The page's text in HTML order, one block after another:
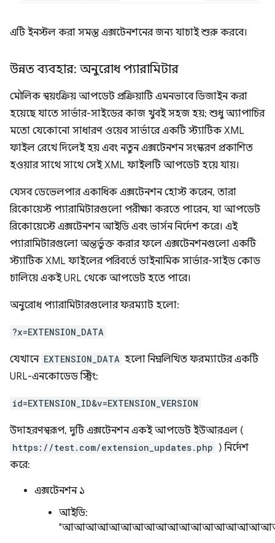
এটি ইনস্টল করা সমস্ত এক্সটেনশনের জন্য যাচাই শুরু করবে।
উন্নত ব্যবহার: অনুরোধ প্যারামিটার
মৌলিক স্বয়ংক্রিয় আপডেট প্রক্রিয়াটি এমনভাবে ডিজাইন করা
হয়েছে যাতে সার্ভার-সাইডের কাজ খুবই সহজ হয়; শুধু অ্যাপাচির
মতো যেকোনো সাধারণ ওয়েব সার্ভারে একটি স্ট্যাটিক XML
ফাইল রেখে দিলেই হয় এবং নতুন এক্সটেনশন সংস্করণ প্রকাশিত
হওয়ার সাথে সাথে সেই XML ফাইলটি আপডেট হয়ে যায়।
যেসব ডেভেলপার একাধিক এক্সটেনশন হোস্ট করেন, তারা
রিকোয়েস্ট প্যারামিটারগুলো পরীক্ষা করতে পারেন, যা আপডেট
রিকোয়েস্টে এক্সটেনশন আইডি এবং ভার্সন নির্দেশ করে। এই
প্যারামিটারগুলো অন্তর্ভুক্ত করার ফলে এক্সটেনশনগুলো একটি
স্ট্যাটিক XML ফাইলের পরিবর্তে ডাইনামিক সার্ভার-সাইড কোড
চালিয়ে একই URL থেকে আপডেট হতে পারে।
অনুরোধ প্যারামিটারগুলোর ফরম্যাট হলো:
?x=EXTENSION_DATA
যেখানে EXTENSION_DATA হলো নিম্নলিখিত ফরম্যাটের একটি
URL-এনকোডেড স্ট্রিং:
id=EXTENSION_ID&v=EXTENSION_VERSION
উদাহরণস্বরূপ, দুটি এক্সটেনশন একই আপডেট ইউআরএল (
https://test.com/extension_updates.php ) নির্দেশ
করে:
এক্সটেনশন ১
আইডি: